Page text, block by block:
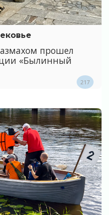
прошел
«Былинный
217